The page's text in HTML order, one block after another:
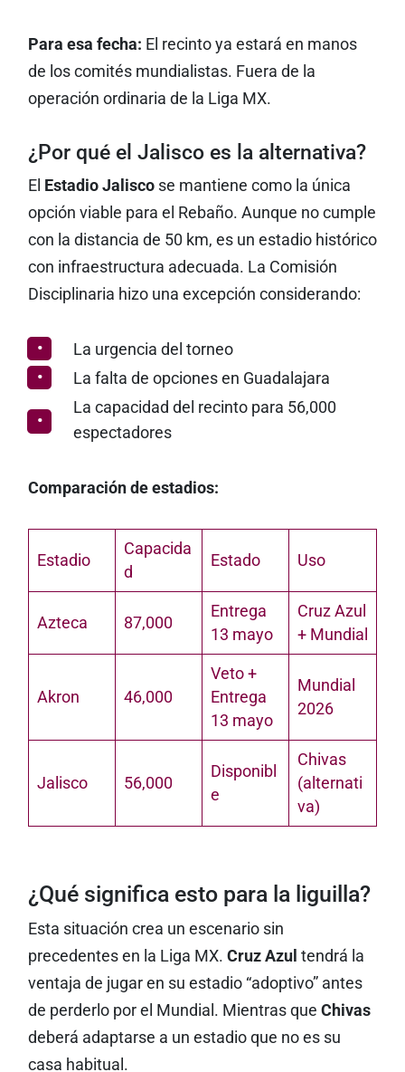
Para esa fecha: El recinto ya estará en manos
de los comités mundialistas. Fuera de la
operación ordinaria de la Liga MX.
¿Por qué el Jalisco es la alternativa?
El Estadio Jaliscose mantiene como la única
opción viable para el Rebaño. Aunque no cumple
con la distancia de 50 km, es un estadio histórico
con infraestructura adecuada. La Comisión
Disciplinaria hizo una excepción considerando:
La urgencia del torneo
La falta de opciones en Guadalajara
La capacidad del recinto para 56,000
espectadores
Comparación de estadios:
Estadio
Capacida
d
Estado Uso
Azteca 87,000
Entrega
13 mayo
Cruz Azul
+ Mundial
Akron 46,000
Veto +
Entrega
13 mayo
Mundial
2026
Jalisco 56,000
Disponibl
e
Chivas
(alternati
va)
¿Qué significa esto para la liguilla?
Esta situación crea un escenario sin
precedentes en la Liga MX. Cruz Azul tendrá la
ventaja de jugar en su estadio “adoptivo” antes
de perderlo por el Mundial. Mientras que Chivas
deberá adaptarse a un estadio que no es su
casa habitual.